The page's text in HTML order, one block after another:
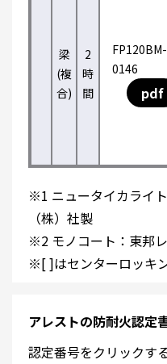
梁
(複
合)
2
時
間
FP120BM-
0146
pdf
※1 ニュータイカライ
（株）社製
※2 モノコート：東邦
※[ ]はセンターロッキ
アレストの防耐火認定
認定番号をクリックす